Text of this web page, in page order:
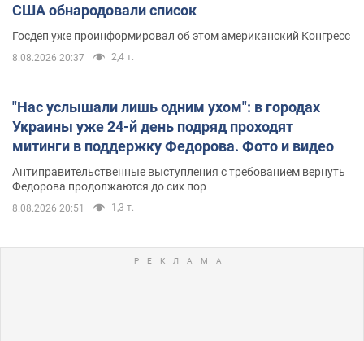
США обнародовали список
Госдеп уже проинформировал об этом американский Конгресс
8.08.2026 20:37 2,4 т.
"Нас услышали лишь одним ухом": в городах
Украины уже 24-й день подряд проходят
митинги в поддержку Федорова. Фото и видео
Антиправительственные выступления с требованием вернуть
Федорова продолжаются до сих пор
8.08.2026 20:51 1,3 т.